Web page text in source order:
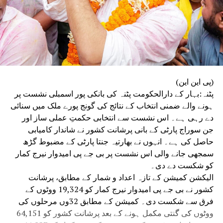
(پی این این)
پٹنہ:بہار کے دارالحکومت پٹنہ کی بانکی پور اسمبلی نشست پر
ہونے والے ضمنی انتخاب کے نتائج کی گونج پورے ملک میں سنائی
دے رہی ہے۔ اس نشست سے انتخابی حکمتِ عملی ساز اور
جن سوراج پارٹی کے بانی پرشانت کشور نے شاندار کامیابی
حاصل کی ہے۔ انہوں نے بھارتیہ جنتا پارٹی کے مضبوط گڑھ
سمجھی جانے والی اس نشست پر بی جے پی امیدوار نیرج کمار
کو شکست دے دی۔
الیکشن کمیشن کے تازہ اعداد و شمار کے مطابق، پرشانت
کشور نے بی جے پی امیدوار نیرج کمار کو 19,324 ووٹوں کے
فرق سے شکست دی۔ کمیشن کے مطابق 32وں مرحلوں کی
ووٹوں کی گنتی مکمل ہونے کے بعد پرشانت کشور کو 64,151